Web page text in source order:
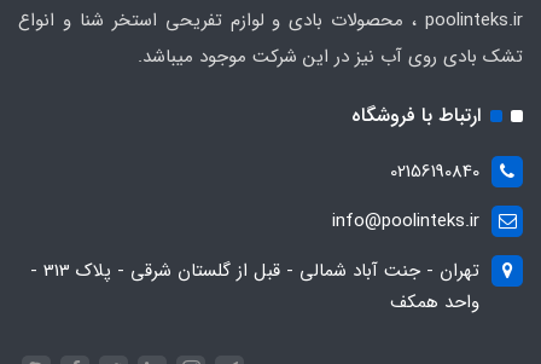
poolinteks.ir ، محصولات بادی و لوازم تفریحی استخر شنا و انواع
تشک بادی روی آب نیز در این شرکت موجود میباشد.
ارتباط با فروشگاه
02156190840
info@poolinteks.ir
تهران - جنت آباد شمالی - قبل از گلستان شرقی - پلاک 313 -
واحد همکف